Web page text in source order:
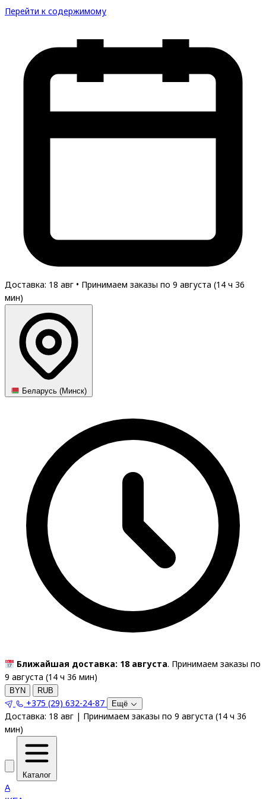
Перейти к содержимому
Доставка: 18 авг • Принимаем заказы по 9 августа (14 ч 36
мин)
Беларусь (Минск)
Ближайшая доставка: 18 августа. Принимаем заказы по
9 августа (14 ч 36 мин)
BYN RUB
+375 (29) 632-24-87 Ещё
Доставка: 18 авг | Принимаем заказы по 9 августа (14 ч 36
мин)
Каталог
A